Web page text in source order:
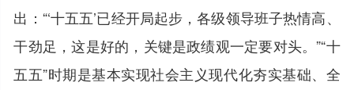
出：“‘十五五’已经开局起步，各级领导班子热情高、
干劲足，这是好的，关键是政绩观一定要对头。”“十
五五”时期是基本实现社会主义现代化夯实基础、全